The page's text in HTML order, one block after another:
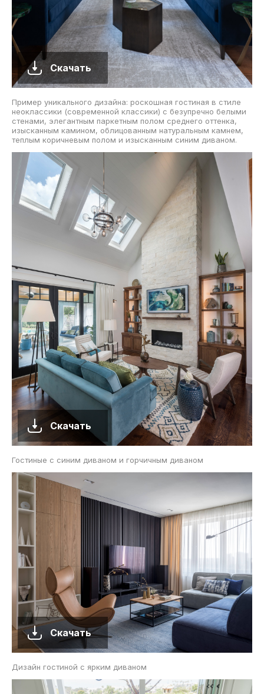
Скачать
Пример уникального дизайна: роскошная гостиная в стиле
неоклассики (современной классики) с безупречно белыми
стенами, элегантным паркетным полом среднего оттенка,
изысканным камином, облицованным натуральным камнем,
теплым коричневым полом и изысканным синим диваном.
Скачать
Гостиные с синим диваном и горчичным диваном
Скачать
Дизайн гостиной с ярким диваном